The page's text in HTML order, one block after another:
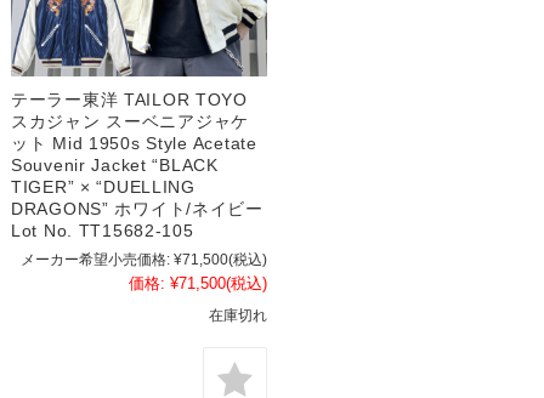
テーラー東洋 TAILOR TOYO
スカジャン スーベニアジャケ
ット Mid 1950s Style Acetate
Souvenir Jacket “BLACK
TIGER” × “DUELLING
DRAGONS” ホワイト/ネイビー
Lot No. TT15682-105
メーカー希望小売価格: ¥71,500(税込)
価格: ¥71,500(税込)
在庫切れ